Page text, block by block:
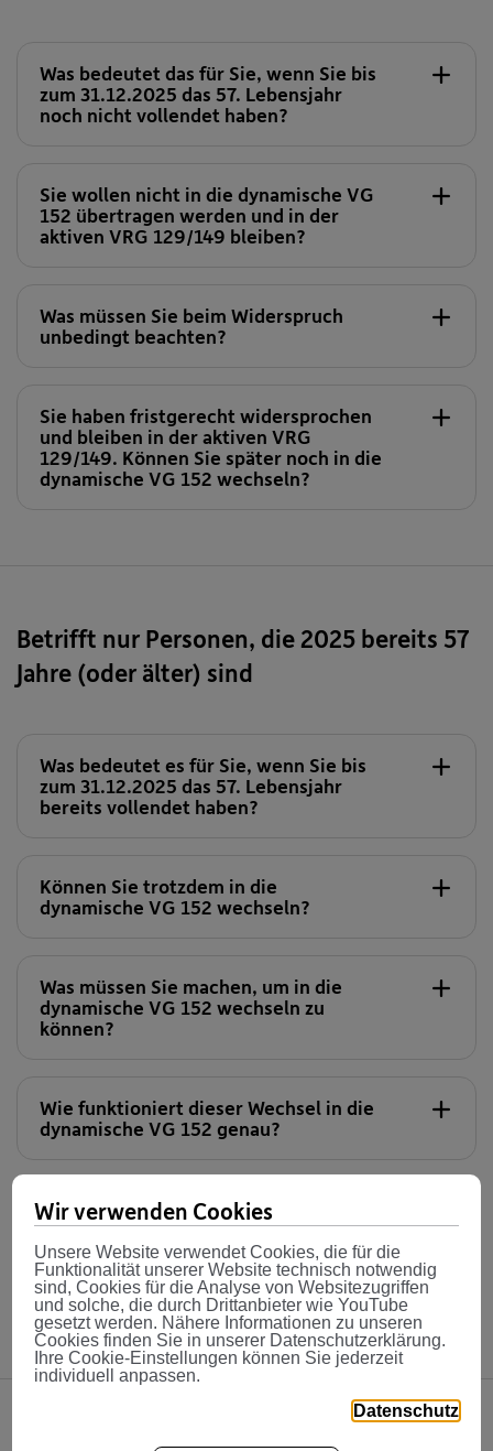
VG 152 „Dynamisch“
Was bedeutet das für Sie, wenn Sie bis
zum 31.12.2025 das 57. Lebensjahr
noch nicht vollendet haben?
Sie wollen nicht in die dynamische VG
152 übertragen werden und in der
aktiven VRG 129/149 bleiben?
Was müssen Sie beim Widerspruch
unbedingt beachten?
Sie haben fristgerecht widersprochen
und bleiben in der aktiven VRG
129/149. Können Sie später noch in die
dynamische VG 152 wechseln?
Sie müssen der VBV-Pensionskasse Ihren
Wechselwunsch bis spätestens 31.8.
bekanntgeben.
Information und das Formular
„Wechselerklärung“).
Pensionskasse einlangen, damit der Wechsel
Betrifft nur Personen, die 2025 bereits 57
Jahre (oder älter) sind
Was bedeutet es für Sie, wenn Sie bis
zum 31.12.2025 das 57. Lebensjahr
bereits vollendet haben?
Können Sie trotzdem in die
dynamische VG 152 wechseln?
Was müssen Sie machen, um in die
dynamische VG 152 wechseln zu
können?
Wie funktioniert dieser Wechsel in die
dynamische VG 152 genau?
Meine VBV
Sie haben heuer nichts unternommen
und bleiben daher in der aktiven VRG
129/149. Können Sie in den nächsten
Jahren noch in die dynamische VG 152
wechseln?
Sie müssen der VBV-Pensionskasse Ihren
Wir verwenden Cookies
Unsere Website verwendet Cookies, die für die
Funktionalität unserer Website technisch notwendig
sind, Cookies für die Analyse von Websitezugriffen
und solche, die durch Drittanbieter wie YouTube
gesetzt werden. Nähere Informationen zu unseren
Cookies finden Sie in unserer Datenschutzerklärung.
Ihre Cookie-Einstellungen können Sie jederzeit
individuell anpassen.
Datenschutz